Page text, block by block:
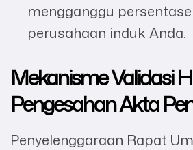
mengganggu
perusahaan induk Anda.
Mekanisme Validasi
Pengesahan Akta
Penyelenggaraan Rapat